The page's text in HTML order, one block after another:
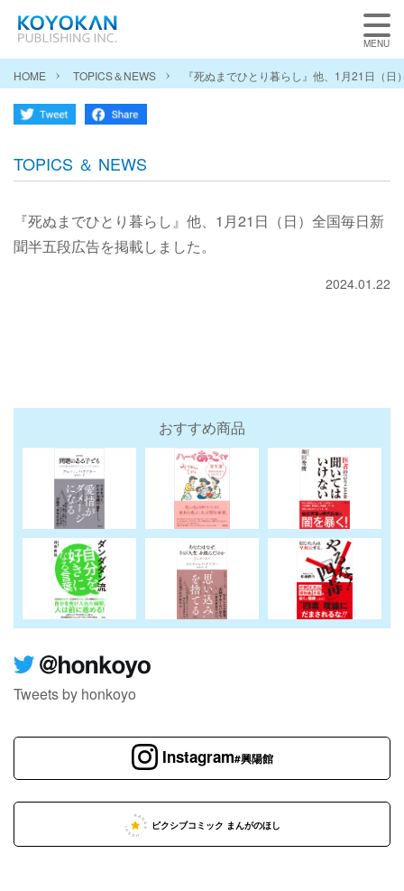
HOME TOPICS＆NEWS 『死ぬまでひとり暮らし』他、1月21日（
TOPICS ＆ NEWS
『死ぬまでひとり暮らし』他、1月21日（日）全国毎日新
聞半五段広告を掲載しました。
2024.01.22
おすすめ商品
Tweets by honkoyo
Instagram#興陽館
ピクシブコミック まんがのほし